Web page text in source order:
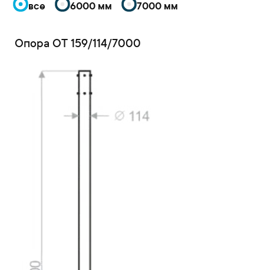
все
6000 мм 7000 мм
Опора ОТ 159/114/7000